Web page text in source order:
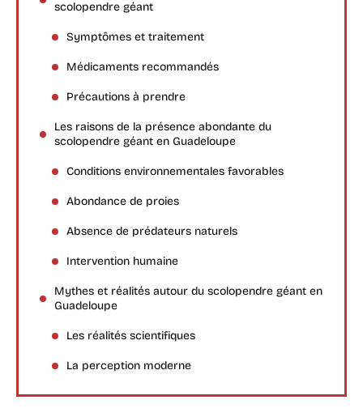
scolopendre géant
Symptômes et traitement
Médicaments recommandés
Précautions à prendre
Les raisons de la présence abondante du
scolopendre géant en Guadeloupe
Conditions environnementales favorables
Abondance de proies
Absence de prédateurs naturels
Intervention humaine
Mythes et réalités autour du scolopendre géant en
Guadeloupe
Les réalités scientifiques
La perception moderne